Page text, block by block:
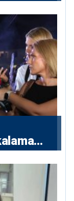
emri